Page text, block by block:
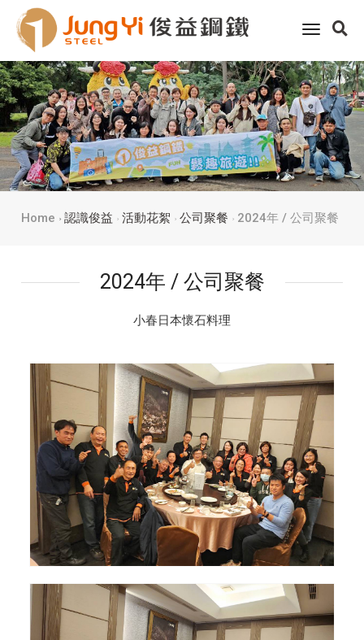
toggle
Home 認識俊益 活動花絮 公司聚餐 2024年 / 公司聚餐
2024年 / 公司聚餐
小春日本懷石料理